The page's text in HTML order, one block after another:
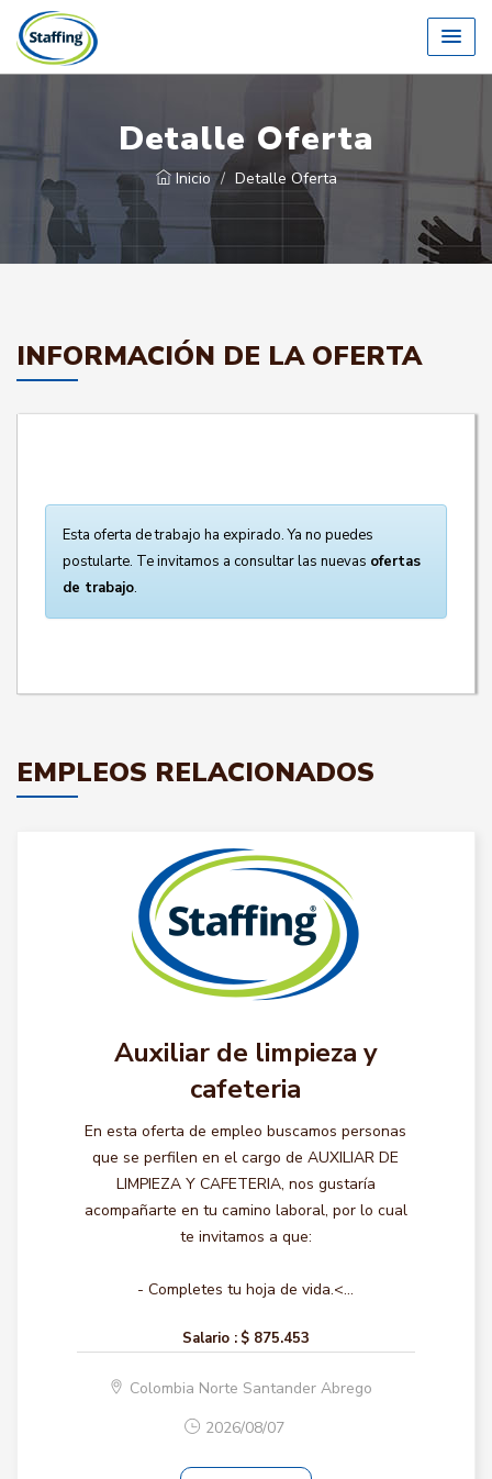
Detalle Oferta
Inicio Detalle Oferta
INFORMACIÓN DE LA OFERTA
Esta oferta de trabajo ha expirado. Ya no puedes
postularte. Te invitamos a consultar las nuevas ofertas
de trabajo.
EMPLEOS RELACIONADOS
Auxiliar de limpieza y
cafeteria
En esta oferta de empleo buscamos personas
que se perfilen en el cargo de AUXILIAR DE
LIMPIEZA Y CAFETERIA, nos gustaría
acompañarte en tu camino laboral, por lo cual
te invitamos a que:
- Completes tu hoja de vida.<...
Salario : $ 875.453
Colombia Norte Santander Abrego
2026/08/07